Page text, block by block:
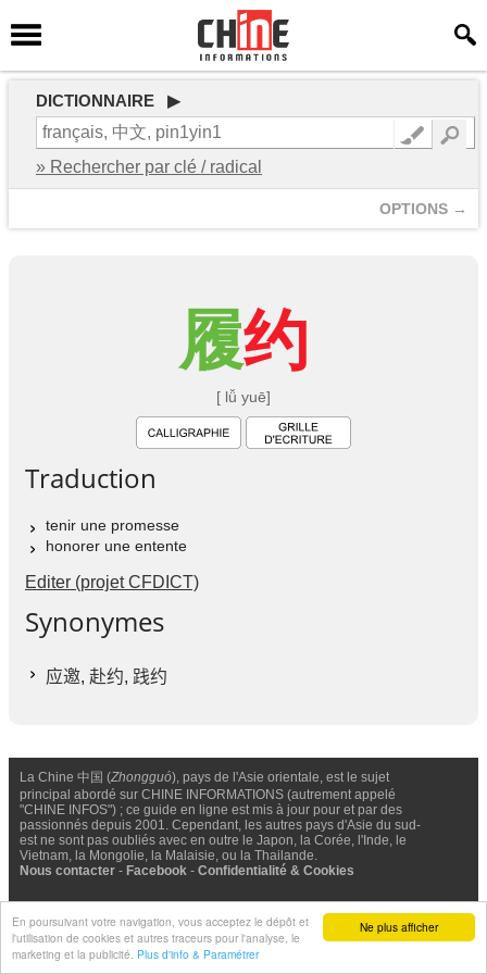
Ne plus afficher
En poursuivant votre navigation, vous acceptez le dépôt et
l'utilisation de cookies et autres traceurs pour l'analyse, le
marketing et la publicité. Plus d'info & Paramétrer
DICTIONNAIRE ▶
» Rechercher par clé / radical
OPTIONS →
履约
[ lǚ yuē]
Traduction
tenir une promesse
honorer une entente
Editer (projet CFDICT)
Synonymes
应邀, 赴约, 践约
La Chine 中国 (Zhongguó), pays de l'Asie orientale, est le sujet
principal abordé sur CHINE INFORMATIONS (autrement appelé
"CHINE INFOS") ; ce guide en ligne est mis à jour pour et par des
passionnés depuis 2001. Cependant, les autres pays d'Asie du sud-
est ne sont pas oubliés avec en outre le Japon, la Corée, l'Inde, le
Vietnam, la Mongolie, la Malaisie, ou la Thailande.
Nous contacter - Facebook - Confidentialité & Cookies
© Chine Informations, 2026 - Tous droits réservés (depuis 2001)